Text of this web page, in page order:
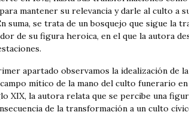
mantener su relevancia y darle al culto a
suma, se trata de un bosquejo que sigue la
de su figura heroica, en el que la autora
apartado observamos la idealización de
mítico de la mano del culto funerario
XIX, la autora relata que se percibe una
de la transformación a un culto